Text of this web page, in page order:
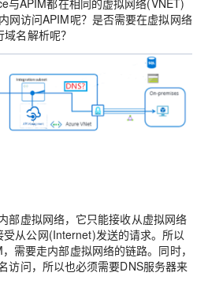
与APIM都在相同的虚拟网络(VNET)
网访问APIM呢？是否需要在虚拟网络
名解析呢？
部虚拟网络，它只能接收从虚拟网络
从公网(Internet)发送的请求。所以
需要走内部虚拟网络的链路。同时，
访问，所以也必须需要DNS服务器来